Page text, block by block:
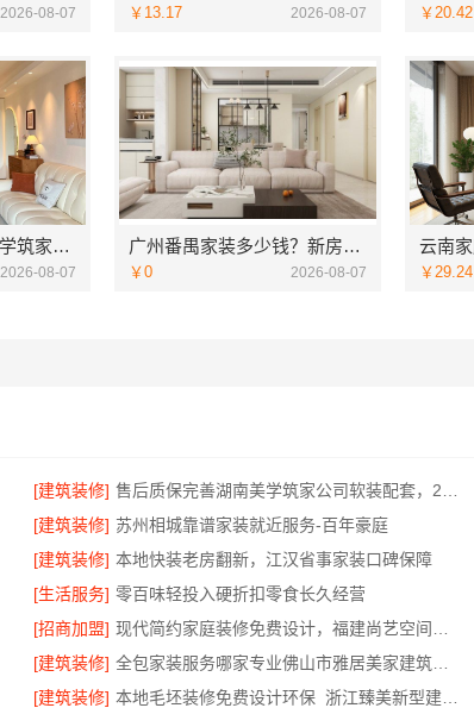
2026-08-07 ￥13.17 2026-08-07 ￥20.42
湖南装修公司湖南美学筑家建材有限公司老房翻新
2026-08-07
广州番禺家装多少钱？新房选精匠饰家
￥0 2026-08-07 ￥29.24
[建筑装修]
[建筑装修] 苏州相城靠谱家装就近服务-百年豪庭
[建筑装修] 本地快装老房翻新，江汉省事家装口碑保障
[生活服务] 零百味轻投入硬折扣零食长久经营
[招商加盟]
[建筑装修]
[建筑装修]